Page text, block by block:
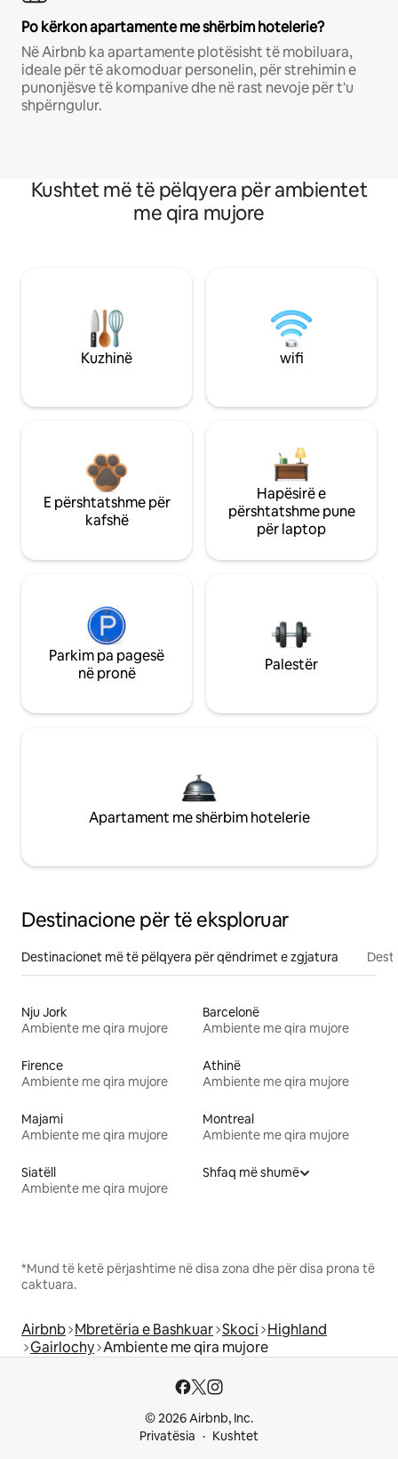
Po kërkon apartamente me shërbim hotelerie?
Në Airbnb ka apartamente plotësisht të mobiluara,
ideale për të akomoduar personelin, për strehimin e
punonjësve të kompanive dhe në rast nevoje për t'u
shpërngulur.
Kushtet më të pëlqyera për ambientet
me qira mujore
Kuzhinë wifi
E përshtatshme për
kafshë
Hapësirë e
përshtatshme pune
për laptop
Parkim pa pagesë
në pronë
Palestër
Apartament me shërbim hotelerie
Destinacione për të eksploruar
Destinacionet më të pëlqyera për qëndrimet e zgjatura
Nju Jork
Ambiente me qira mujore
Barcelonë
Ambiente me qira mujore
Firence
Ambiente me qira mujore
Athinë
Ambiente me qira mujore
Majami
Ambiente me qira mujore
Montreal
Ambiente me qira mujore
Siatëll
Ambiente me qira mujore
Shfaq më shumë
*Mund të ketë përjashtime në disa zona dhe për disa prona të
caktuara.
Airbnb Mbretëria e Bashkuar Skoci Highland
Gairlochy Ambiente me qira mujore
© 2026 Airbnb, Inc.
Privatësia
Kushtet